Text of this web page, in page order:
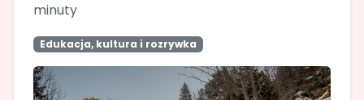
minuty
Edukacja, kultura i rozrywka